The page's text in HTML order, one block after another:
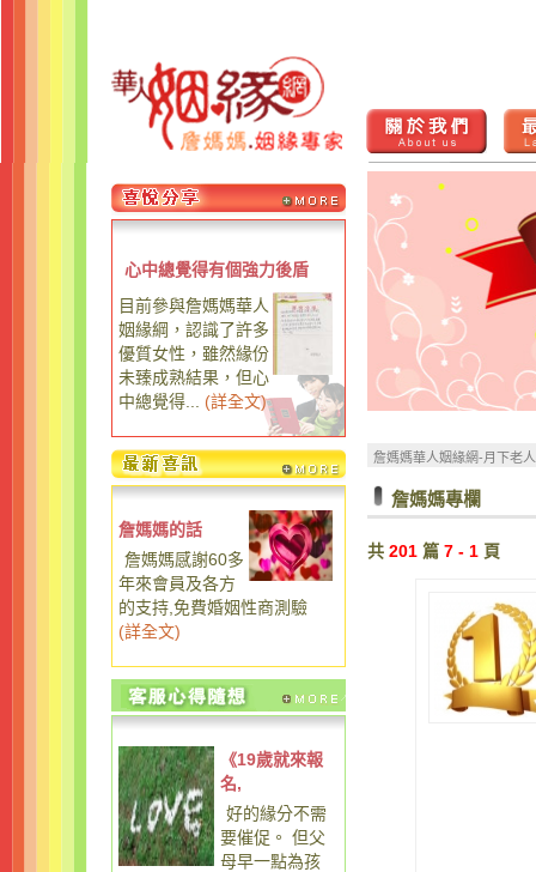
心中總覺得有個強力後盾
目前參與詹媽媽華人
姻緣綱，認識了許多
優質女性，雖然緣份
未臻成熟結果，但心
中總覺得...
(詳全文)
詹媽媽的話
詹媽媽感謝60多
年來會員及各方
的支持,免費婚姻性商測驗
(詳全文)
《19歲就來報
名,
好的緣分不需
要催促。 但父
母早一點為孩
詹媽媽華人姻緣網-月下老
詹媽媽專欄
共 201 篇 7 - 1 頁